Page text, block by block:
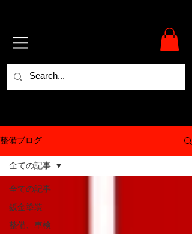
整備ブログ
全ての記事
鈑金塗装
整備、車検
全ての記事